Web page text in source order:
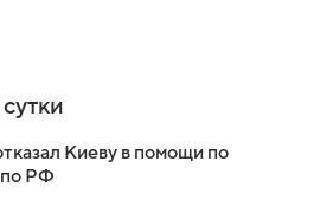
Киеву в помощи по
по РФ